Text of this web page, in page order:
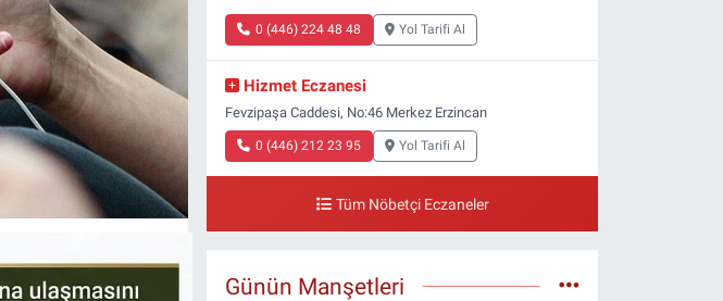
0 (446) 224 48 48 Yol Tarifi Al
Hizmet Eczanesi
Fevzipaşa Caddesi, No:46 Merkez Erzincan
0 (446) 212 23 95 Yol Tarifi Al
Tüm Nöbetçi Eczaneler
Günün Manşetleri